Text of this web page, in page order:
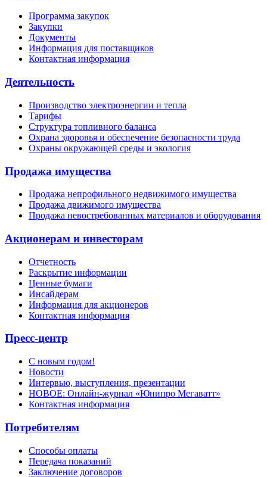
Программа закупок
Закупки
Документы
Информация для поставщиков
Контактная информация
Деятельность
Производство электроэнергии и тепла
Тарифы
Структура топливного баланса
Охрана здоровья и обеспечение безопасности труда
Охраны окружающей среды и экология
Продажа имущества
Продажа непрофильного недвижимого имущества
Продажа движимого имущества
Продажа невостребованных материалов и оборудования
Акционерам и инвесторам
Отчетность
Раскрытие информации
Ценные бумаги
Инсайдерам
Информация для акционеров
Контактная информация
Пресс-центр
С новым годом!
Новости
Интервью, выступления, презентации
НОВОЕ: Онлайн-журнал «Юнипро Мегаватт»
Контактная информация
Потребителям
Способы оплаты
Передача показаний
Заключение договоров